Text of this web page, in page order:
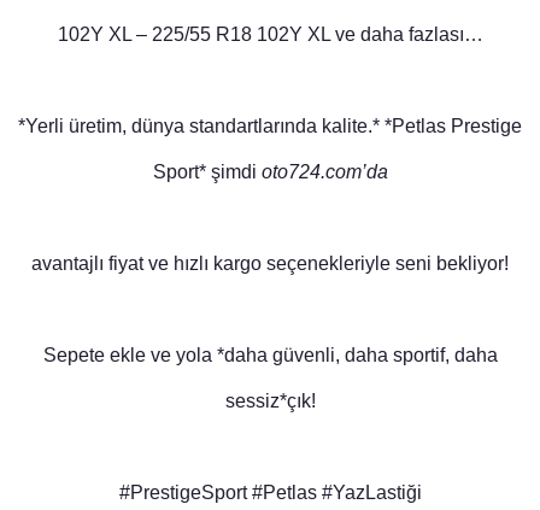
102Y XL – 225/55 R18 102Y XL ve daha fazlası…
*Yerli üretim, dünya standartlarında kalite.* *Petlas Prestige
Sport* şimdi oto724.com’da
avantajlı fiyat ve hızlı kargo seçenekleriyle seni bekliyor!
Sepete ekle ve yola *daha güvenli, daha sportif, daha
sessiz*çık!
#PrestigeSport #Petlas #YazLastiği